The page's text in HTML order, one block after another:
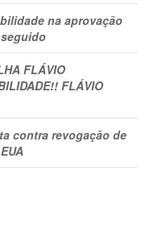
na aprovação
FLÁVIO
FLÁVIO
contra revogação de